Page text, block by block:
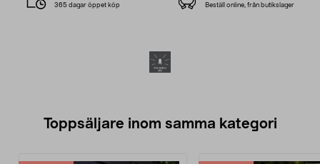
365 dagar öppet köp Beställ online, från butikslager
Toppsäljare inom samma kategori